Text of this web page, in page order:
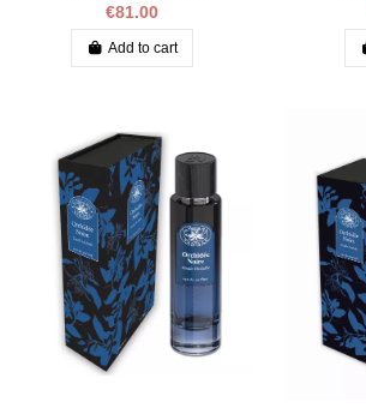
€81.00
Add to cart